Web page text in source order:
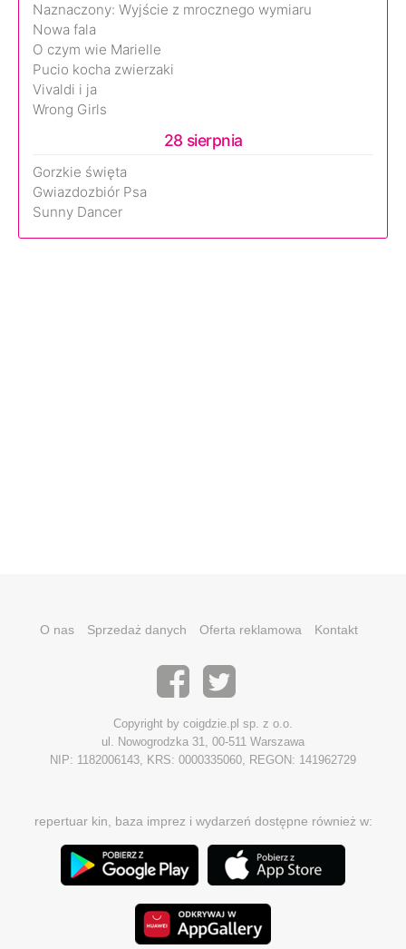
Naznaczony: Wyjście z mrocznego wymiaru
Nowa fala
O czym wie Marielle
Pucio kocha zwierzaki
Vivaldi i ja
Wrong Girls
28 sierpnia
Gorzkie święta
Gwiazdozbiór Psa
Sunny Dancer
O nas Sprzedaż danych Oferta reklamowa Kontakt
Copyright by coigdzie.pl sp. z o.o.
ul. Nowogrodzka 31, 00-511 Warszawa
NIP: 1182006143, KRS: 0000335060, REGON: 141962729
repertuar kin, baza imprez i wydarzeń dostępne również w: